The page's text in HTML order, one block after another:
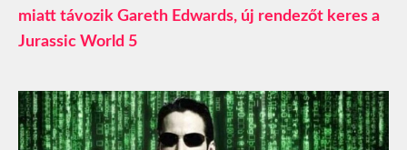
miatt távozik Gareth Edwards, új rendezőt keres a
Jurassic World 5